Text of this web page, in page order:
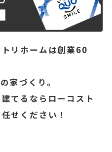
リホームは創業60
家づくり。
てるならローコスト
せください！